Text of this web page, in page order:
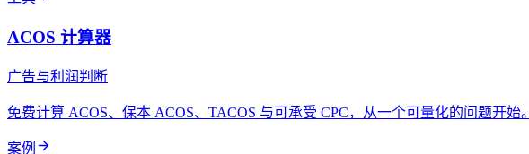
ACOS 计算器
广告与利润判断
免费计算 ACOS、保本 ACOS、TACOS 与可承受 CPC，从一个可量化的问题开始。
案例